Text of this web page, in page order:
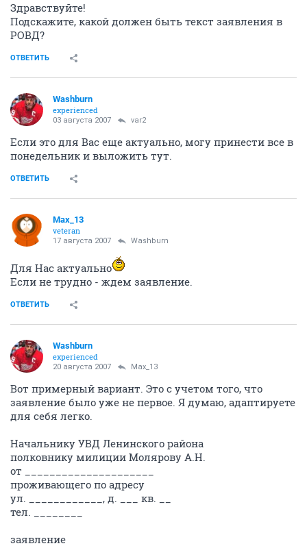
Здравствуйте!
Подскажите, какой должен быть текст заявления в
РОВД?
ОТВЕТИТЬ
Washburn
experienced
03 августа 2007 var2
Если это для Вас еще актуально, могу принести все в
понедельник и выложить тут.
ОТВЕТИТЬ
Max_13
veteran
17 августа 2007 Washburn
Для Нас актуально
Если не трудно - ждем заявление.
ОТВЕТИТЬ
Washburn
experienced
20 августа 2007 Max_13
Вот примерный вариант. Это с учетом того, что
заявление было уже не первое. Я думаю, адаптируете
для себя легко.
Начальнику УВД Ленинского района
полковнику милиции Молярову А.Н.
от _____________________
проживающего по адресу
ул. ____________, д. ___ кв. __
тел. ________
заявление